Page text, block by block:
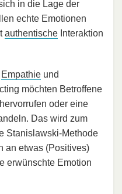
in die Lage der
echte Emotionen
authentische Interaktion
Empathie und
möchten Betroffene
oder eine
Das wird zum
Stanislawski-Methode
an etwas (Positives)
erwünschte Emotion